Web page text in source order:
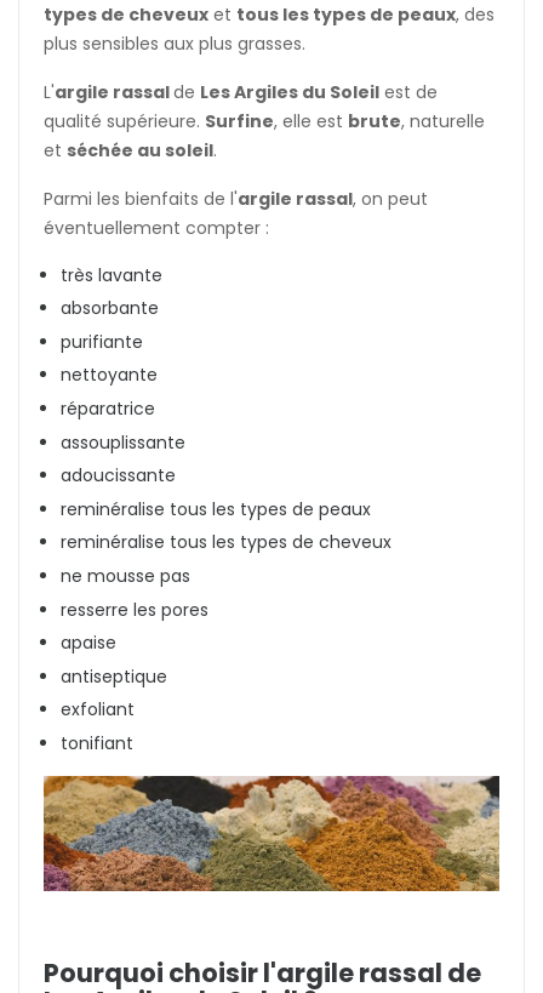
types de cheveux et tous les types de peaux, des
plus sensibles aux plus grasses.
L'argile rassalde Les Argiles du Soleil est de
qualité supérieure. Surfine, elle est brute, naturelle
et séchée au soleil.
Parmi les bienfaits de l'argile rassal, on peut
éventuellement compter :
très lavante
absorbante
purifiante
nettoyante
réparatrice
assouplissante
adoucissante
reminéralise tous les types de peaux
reminéralise tous les types de cheveux
ne mousse pas
resserre les pores
apaise
antiseptique
exfoliant
tonifiant
Pourquoi choisir l'argile rassal de